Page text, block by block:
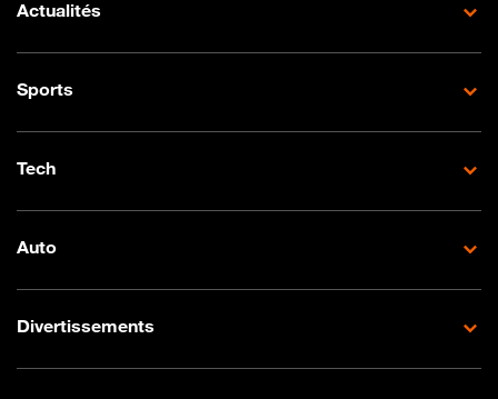
Actualités
Sports
Tech
Auto
Divertissements